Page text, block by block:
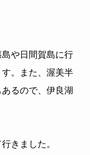
や日間賀島に行
。また、渥美半
るので、伊良湖
きました。